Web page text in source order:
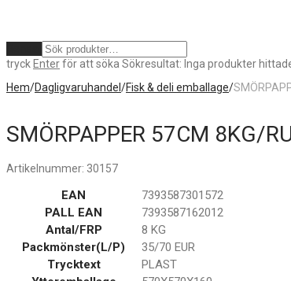
tryck Enterför att söka Sökresultat: Inga produkter
Hem/Dagligvaruhandel /Fisk & deli emballage/
SMÖRPAPPER 57CM 8KG/
Artikelnummer: 30157
EAN
7393587301572
PALL EAN
7393587162012
Antal/FRP
8 KG
Packmönster(L/P)
35/70 EUR
Trycktext
PLAST